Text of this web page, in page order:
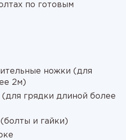
по готовым
ножки (для
2м)
(для грядки длиной более
и гайки)